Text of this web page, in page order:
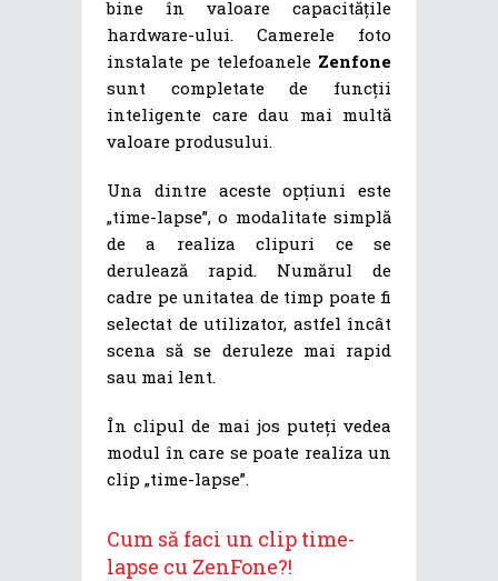
bine în valoare capacitățile
hardware-ului. Camerele foto
instalate pe telefoanele Zenfone
sunt completate de funcții
inteligente care dau mai multă
valoare produsului.
Una dintre aceste opțiuni este
„time-lapse”, o modalitate simplă
de a realiza clipuri ce se
derulează rapid. Numărul de
cadre pe unitatea de timp poate fi
selectat de utilizator, astfel încât
scena să se deruleze mai rapid
sau mai lent.
În clipul de mai jos puteți vedea
modul în care se poate realiza un
clip „time-lapse”.
Cum să faci un clip time-
lapse cu ZenFone?!